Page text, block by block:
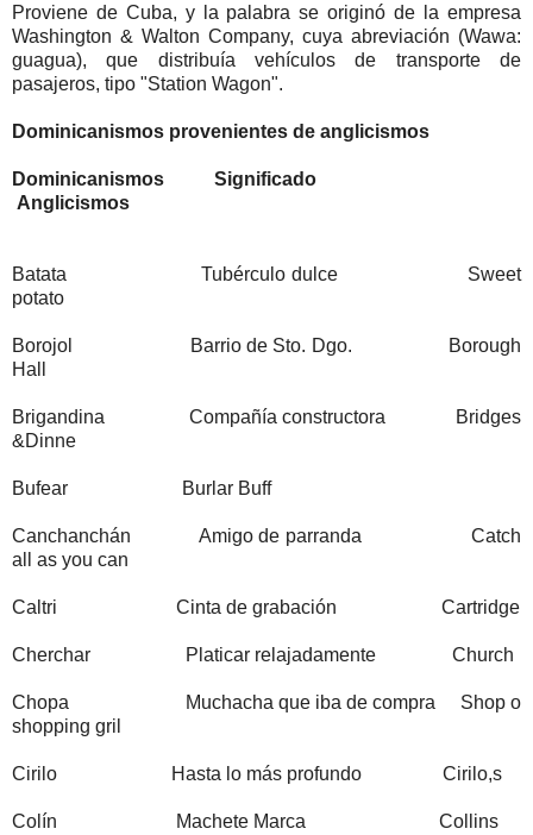
Proviene de Cuba, y la palabra se originó de la empresa
Washington & Walton Company, cuya abreviación (Wawa:
guagua), que distribuía vehículos de transporte de
pasajeros, tipo "Station Wagon".
Dominicanismos provenientes de anglicismos
Dominicanismos Significado
Anglicismos
Batata Tubérculo dulce Sweet
potato
Borojol Barrio de Sto. Dgo. Borough
Hall
Brigandina Compañía constructora Bridges
&Dinne
Bufear Burlar Buff
Canchanchán Amigo de parranda Catch
all as you can
Caltri Cinta de grabación Cartridge
Cherchar Platicar relajadamente Church
Chopa Muchacha que iba de compra Shop o
shopping gril
Cirilo Hasta lo más profundo Cirilo,s
Colín Machete Marca Collins